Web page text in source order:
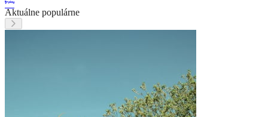
Aktuálne populárne